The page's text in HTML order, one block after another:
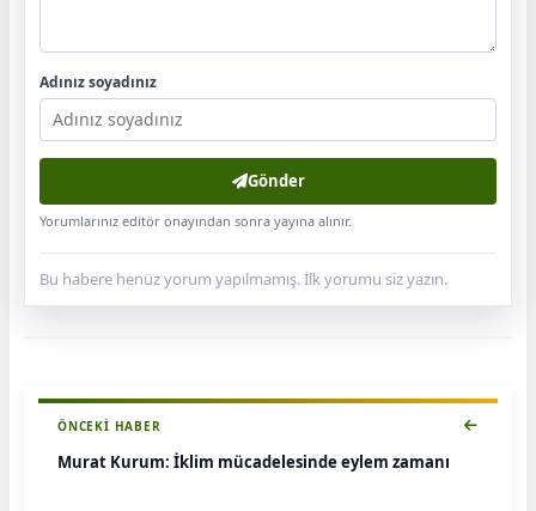
Adınız soyadınız
Gönder
Yorumlarınız editör onayından sonra yayına alınır.
Bu habere henüz yorum yapılmamış. İlk yorumu siz yazın.
ÖNCEKI HABER
Murat Kurum: İklim mücadelesinde eylem zamanı